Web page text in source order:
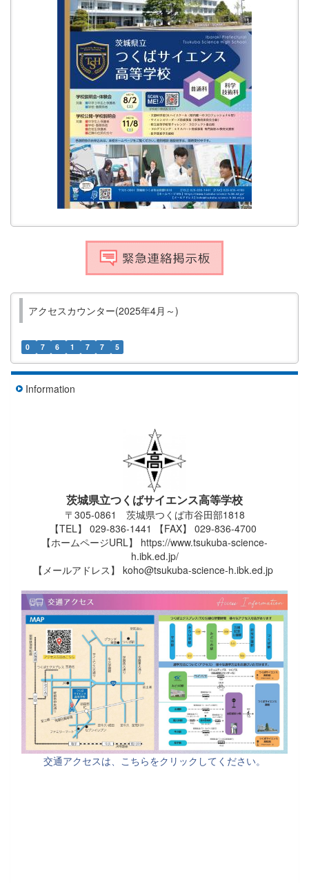
アクセスカウンター(2025年4月～)
0 7 6 1 7 7 5
Information
茨城県立つくばサイエンス高等学校
〒305-0861 茨城県つくば市谷田部1818
【TEL】 029-836-1441 【FAX】 029-836-4700
【ホームページURL】 https://www.tsukuba-science-
h.ibk.ed.jp/
【メールアドレス】 koho@tsukuba-science-h.ibk.ed.jp
交通アクセスは、こちらをクリックしてください。